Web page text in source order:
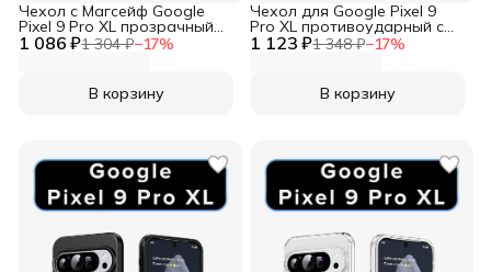
1 086 ₽1 304 ₽−17%
Чехол с Магсейф Google
Pixel 9 Pro XL прозрачный
матовый с черным бортом
В корзину
1 123 ₽1 348 ₽−17%
Чехол для Google Pixel 9
Pro XL противоударный с
усиленными углами XUNDD
В корзину